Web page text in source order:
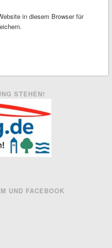
in diesem Browser für
STEHEN!
UND FACEBOOK